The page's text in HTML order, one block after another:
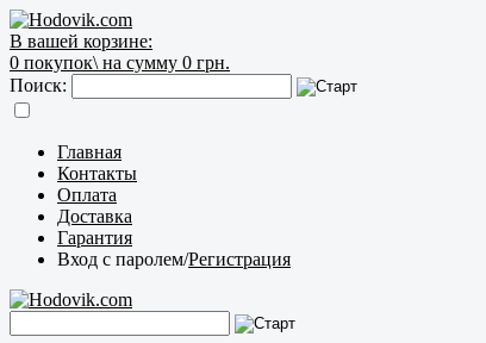
В вашей корзине:
0 покупок\ на сумму 0 грн.
Поиск:
Главная
Контакты
Оплата
Доставка
Гарантия
Вход с паролем/Регистрация